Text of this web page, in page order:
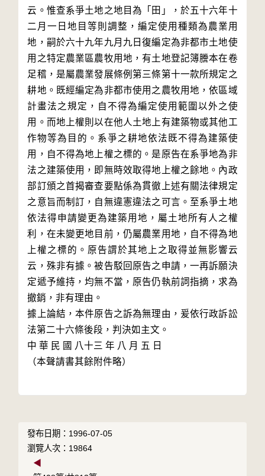
云。惟查系爭土地之地目為「田」，於五十六年十
二月一日地目等則調整，編定使用種類為農業用
地，嗣於六十九年九月九日復編定為非都市土地使
用之特定農業區農牧用地，有土地登記簿謄本在卷
足稽，是屬農業發展條例第三條第十一款所規定之
耕地。既經編定為非都市使用之農牧用地，依區域
計畫法之規定，自不得為編定使用範圍以外之使
用。而地上權則以在他人土地上有建築物或其他工
作物等為目的。系爭之耕地依法既不得為建築使
用，自不得為地上權之標的。是原告在系爭地為非
法之建築使用，即無時效取得地上權之餘地。內政
部訂頒之首揭審查要點係為貫徹上述有關法律規定
之意旨而制訂，自無違憲違法之可言。至系爭土地
依法得申請變更為建築用地，屬土地所有人之權
利，在未變更地目前，仍屬農業用地，自不得為地
上權之標的。原告謂於其地上之取得並無影響云
云，殊非有據。被告駁回原告之申請，一再訴願決
定遞予維持，均無不當，原告仍執前詞指摘，求為
撤銷，非有理由。
據上論結，本件原告之訴為無理由，爰依行政訴訟
法第二十六條後段，判決如主文。
中 華 民 國 八十三 年 八 月 五 日
（本聲請書其餘附件略）
發布日期：1996-07-05
瀏覽人次：19864
◀